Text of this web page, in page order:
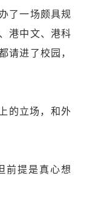
了一场颇具规
港中文、港科
请进了校园，
的立场，和外
前提是真心想